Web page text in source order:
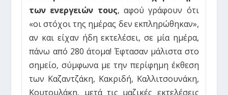
των ενεργειών τους, αφού γράφουν ότι
«οι στόχοι της ημέρας δεν εκπληρώθηκαν»,
αν και είχαν ήδη εκτελέσει, σε μία ημέρα,
πάνω από 280 άτομα! Έφτασαν μάλιστα στο
σημείο, σύμφωνα με την περίφημη έκθεση
των Καζαντζάκη, Κακριδή, Καλλιτσουνάκη,
Κουτουλάκη, μετά τις μαζικές εκτελέσεις